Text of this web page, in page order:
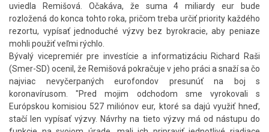
uviedla Remišová. Očakáva, že suma 4 miliardy eur bude
rozložená do konca tohto roka, pričom treba určiť priority každého
rezortu, vypísať jednoduché výzvy bez byrokracie, aby peniaze
mohli použiť veľmi rýchlo.
Bývalý vicepremiér pre investície a informatizáciu Richard Raši
(Smer-SD) ocenil, že Remišová pokračuje v jeho práci a snaží sa čo
najviac nevyčerpaných eurofondov presunúť na boj s
koronavírusom. "Pred mojim odchodom sme vyrokovali s
Európskou komisiou 527 miliónov eur, ktoré sa dajú využiť hneď,
stačí len vypísať výzvy. Návrhy na tieto výzvy má od nástupu do